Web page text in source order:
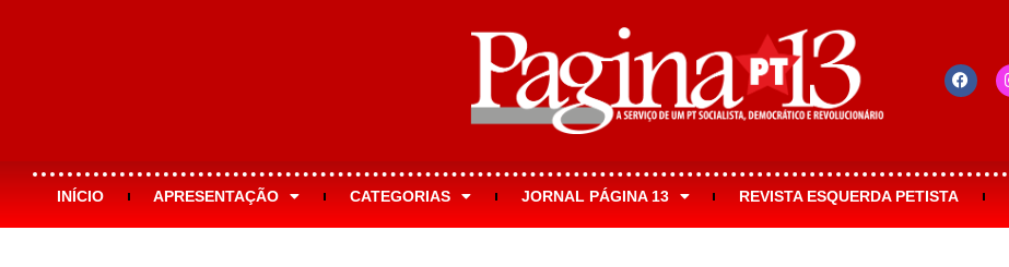
INÍCIO APRESENTAÇÃO CATEGORIAS JORNAL PÁGINA 13 REVISTA ESQUERDA PETISTA